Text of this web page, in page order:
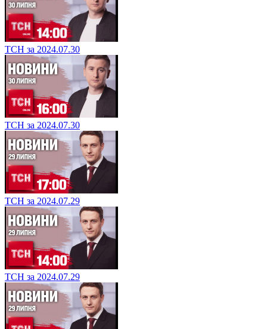
ТСН за 2024.07.30
ТСН за 2024.07.30
ТСН за 2024.07.29
ТСН за 2024.07.29